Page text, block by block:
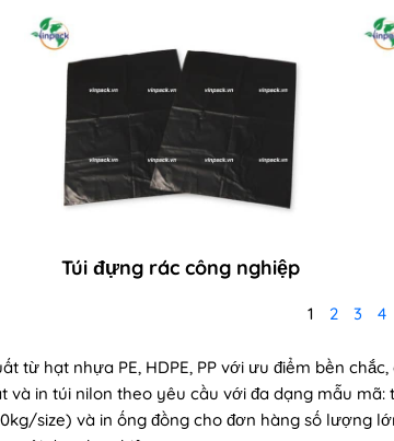
Túi đựng rác công nghiệp
1 2 3 4
từ hạt nhựa PE, HDPE, PP với ưu điểm bền
và in túi nilon theo yêu cầu với đa dạng mẫu
size) và in ống đồng cho đơn hàng số lượng